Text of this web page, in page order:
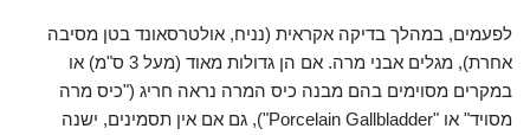
לפעמים, במהלך בדיקה אקראית (נניח, אולטרסאונד בטן מסיבה
אחרת), מגלים אבני מרה. אם הן גדולות מאוד (מעל 3 ס"מ) או
במקרים מסוימים בהם מבנה כיס המרה נראה חריג ("כיס מרה
מסויד" או "Porcelain Gallbladder"), גם אם אין תסמינים, ישנה